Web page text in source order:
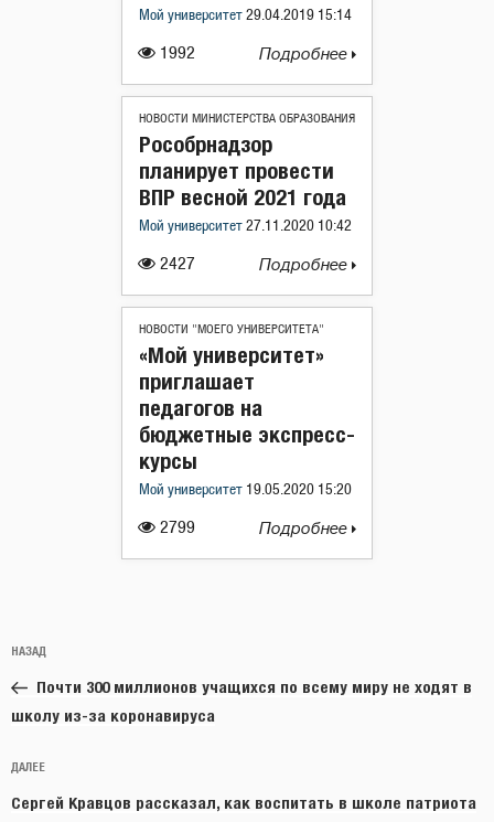
1992
Мой университет 29.04.2019 15:14
Подробнее
НОВОСТИ МИНИСТЕРСТВА ОБРАЗОВАНИЯ
2427
Рособрнадзор
планирует провести
ВПР весной 2021 года
Мой университет 27.11.2020 10:42
Подробнее
НОВОСТИ "МОЕГО УНИВЕРСИТЕТА"
2799
«Мой университет»
приглашает
педагогов на
бюджетные экспресс-
курсы
Мой университет 19.05.2020 15:20
Подробнее
по
записям
Предыдущая
запись:
НАЗАД
Почти 300 миллионов учащихся по всему миру не ходят в
школу из-за коронавируса
Следующая
запись
ДАЛЕЕ
Сергей Кравцов рассказал, как воспитать в школе патриота